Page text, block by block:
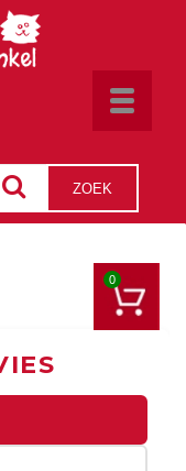
Toggle
ZOEK
0